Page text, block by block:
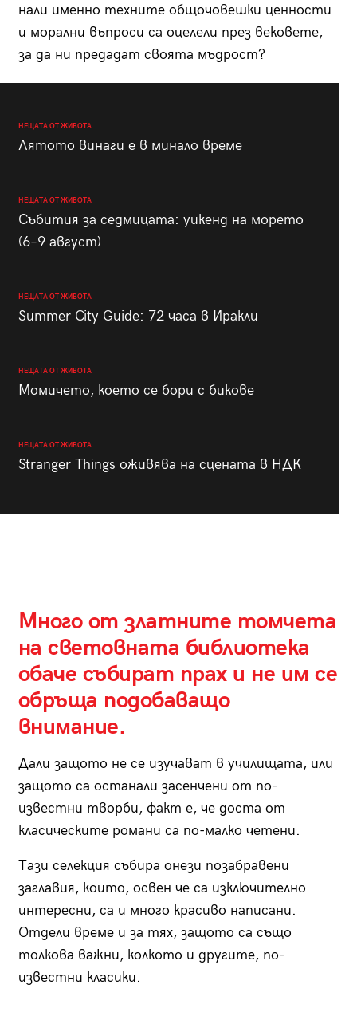
нали именно техните общочовешки ценности
и морални въпроси са оцелели през вековете,
за да ни предадат своята мъдрост?
НЕЩАТА ОТ ЖИВОТА
Лятото винаги е в минало време
НЕЩАТА ОТ ЖИВОТА
Събития за седмицата: уикенд на морето
(6–9 август)
НЕЩАТА ОТ ЖИВОТА
Summer City Guide: 72 часа в Иракли
НЕЩАТА ОТ ЖИВОТА
Момичето, което се бори с бикове
НЕЩАТА ОТ ЖИВОТА
Stranger Things оживява на сцената в НДК
Много от златните томчета
на световната библиотека
обаче събират прах и не им се
обръща подобаващо
внимание.
Дали защото не се изучават в училищата, или
защото са останали засенчени от по-
известни творби, факт е, че доста от
класическите романи са по-малко четени.
Тази селекция събира онези позабравени
заглавия, които, освен че са изключително
интересни, са и много красиво написани.
Отдели време и за тях, защото са също
толкова важни, колкото и другите, по-
известни класики.